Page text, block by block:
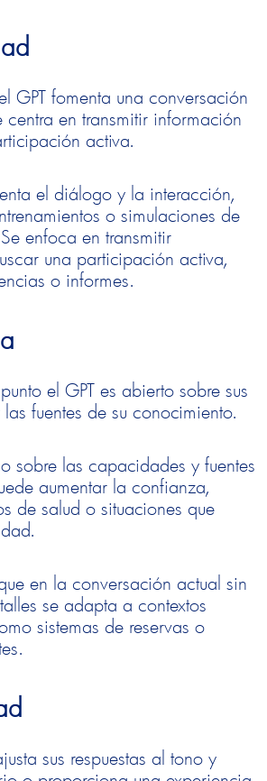
GPT fomenta una conversación
en transmitir información
activa.
el diálogo y la interacción,
o simulaciones de
Se enfoca en transmitir
una participación activa,
o informes.
el GPT es abierto sobre sus
fuentes de su conocimiento.
sobre las capacidades y fuentes
aumentar la confianza,
de salud o situaciones que
en la conversación actual sin
se adapta a contextos
sistemas de reservas o
sus respuestas al tono y